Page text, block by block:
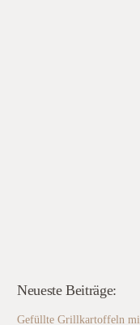
Neueste Beiträge:
Gefüllte Grillkartoffeln